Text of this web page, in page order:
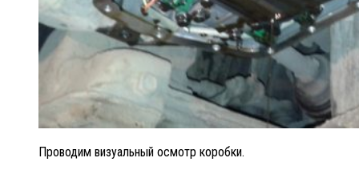
Проводим визуальный осмотр коробки.